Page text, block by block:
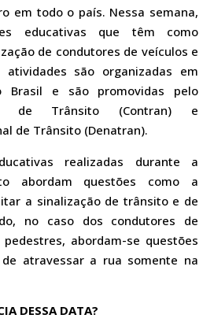
em todo o país. Nessa semana,
educativas que têm como
de condutores de veículos e
atividades são organizadas em
Brasil e são promovidas pelo
de Trânsito (Contran) e
de Trânsito (Denatran).
realizadas durante a
abordam questões como a
a sinalização de trânsito e de
no caso dos condutores de
abordam-se questões
atravessar a rua somente na
DESSA DATA?